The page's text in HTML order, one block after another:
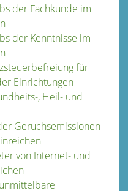
der Fachkunde im
der Kenntnisse im
für
Einrichtungen -
, Heil- und
Geruchsemissionen
von Internet- und